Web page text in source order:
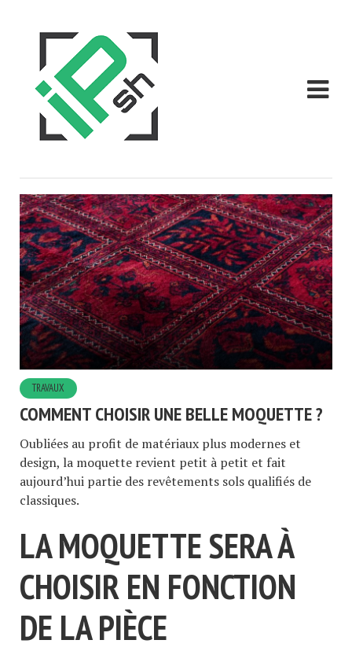
TRAVAUX
COMMENT CHOISIR UNE BELLE MOQUETTE ?
Oubliées au profit de matériaux plus modernes et
design, la moquette revient petit à petit et fait
aujourd’hui partie des revêtements sols qualifiés de
classiques.
LA MOQUETTE SERA À
CHOISIR EN FONCTION
DE LA PIÈCE